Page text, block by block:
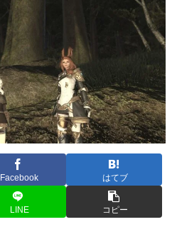
Facebook はてブ
LINE コピー